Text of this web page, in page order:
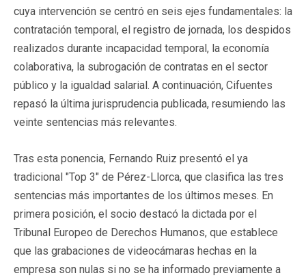
cuya intervención se centró en seis ejes fundamentales: la
contratación temporal, el registro de jornada, los despidos
realizados durante incapacidad temporal, la economía
colaborativa, la subrogación de contratas en el sector
público y la igualdad salarial. A continuación, Cifuentes
repasó la última jurisprudencia publicada, resumiendo las
veinte sentencias más relevantes.
Tras esta ponencia, Fernando Ruiz presentó el ya
tradicional "Top 3" de Pérez-Llorca, que clasifica las tres
sentencias más importantes de los últimos meses. En
primera posición, el socio destacó la dictada por el
Tribunal Europeo de Derechos Humanos, que establece
que las grabaciones de videocámaras hechas en la
empresa son nulas si no se ha informado previamente a